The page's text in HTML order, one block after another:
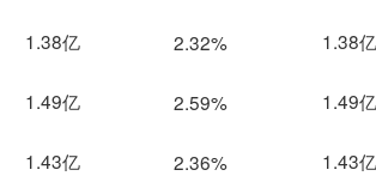
1.38亿 2.32% 1.38亿
1.49亿 2.59% 1.49亿
1.43亿 2.36% 1.43亿